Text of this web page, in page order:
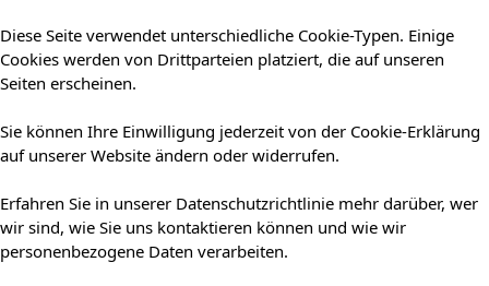
Diese Seite verwendet unterschiedliche Cookie-Typen. Einige
Cookies werden von Drittparteien platziert, die auf unseren
Seiten erscheinen.
Sie können Ihre Einwilligung jederzeit von der Cookie-Erklärung
auf unserer Website ändern oder widerrufen.
Erfahren Sie in unserer Datenschutzrichtlinie mehr darüber, wer
wir sind, wie Sie uns kontaktieren können und wie wir
personenbezogene Daten verarbeiten.